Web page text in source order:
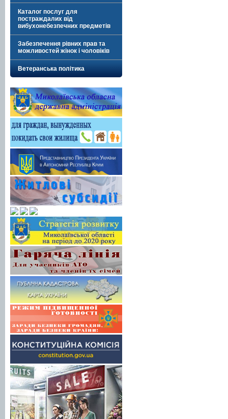
Каталог послуг для
постраждалих від
вибухонебезпечних предметів
Забезпечення рівних прав та
можливостей жінок і чоловіків
Ветеранська політика